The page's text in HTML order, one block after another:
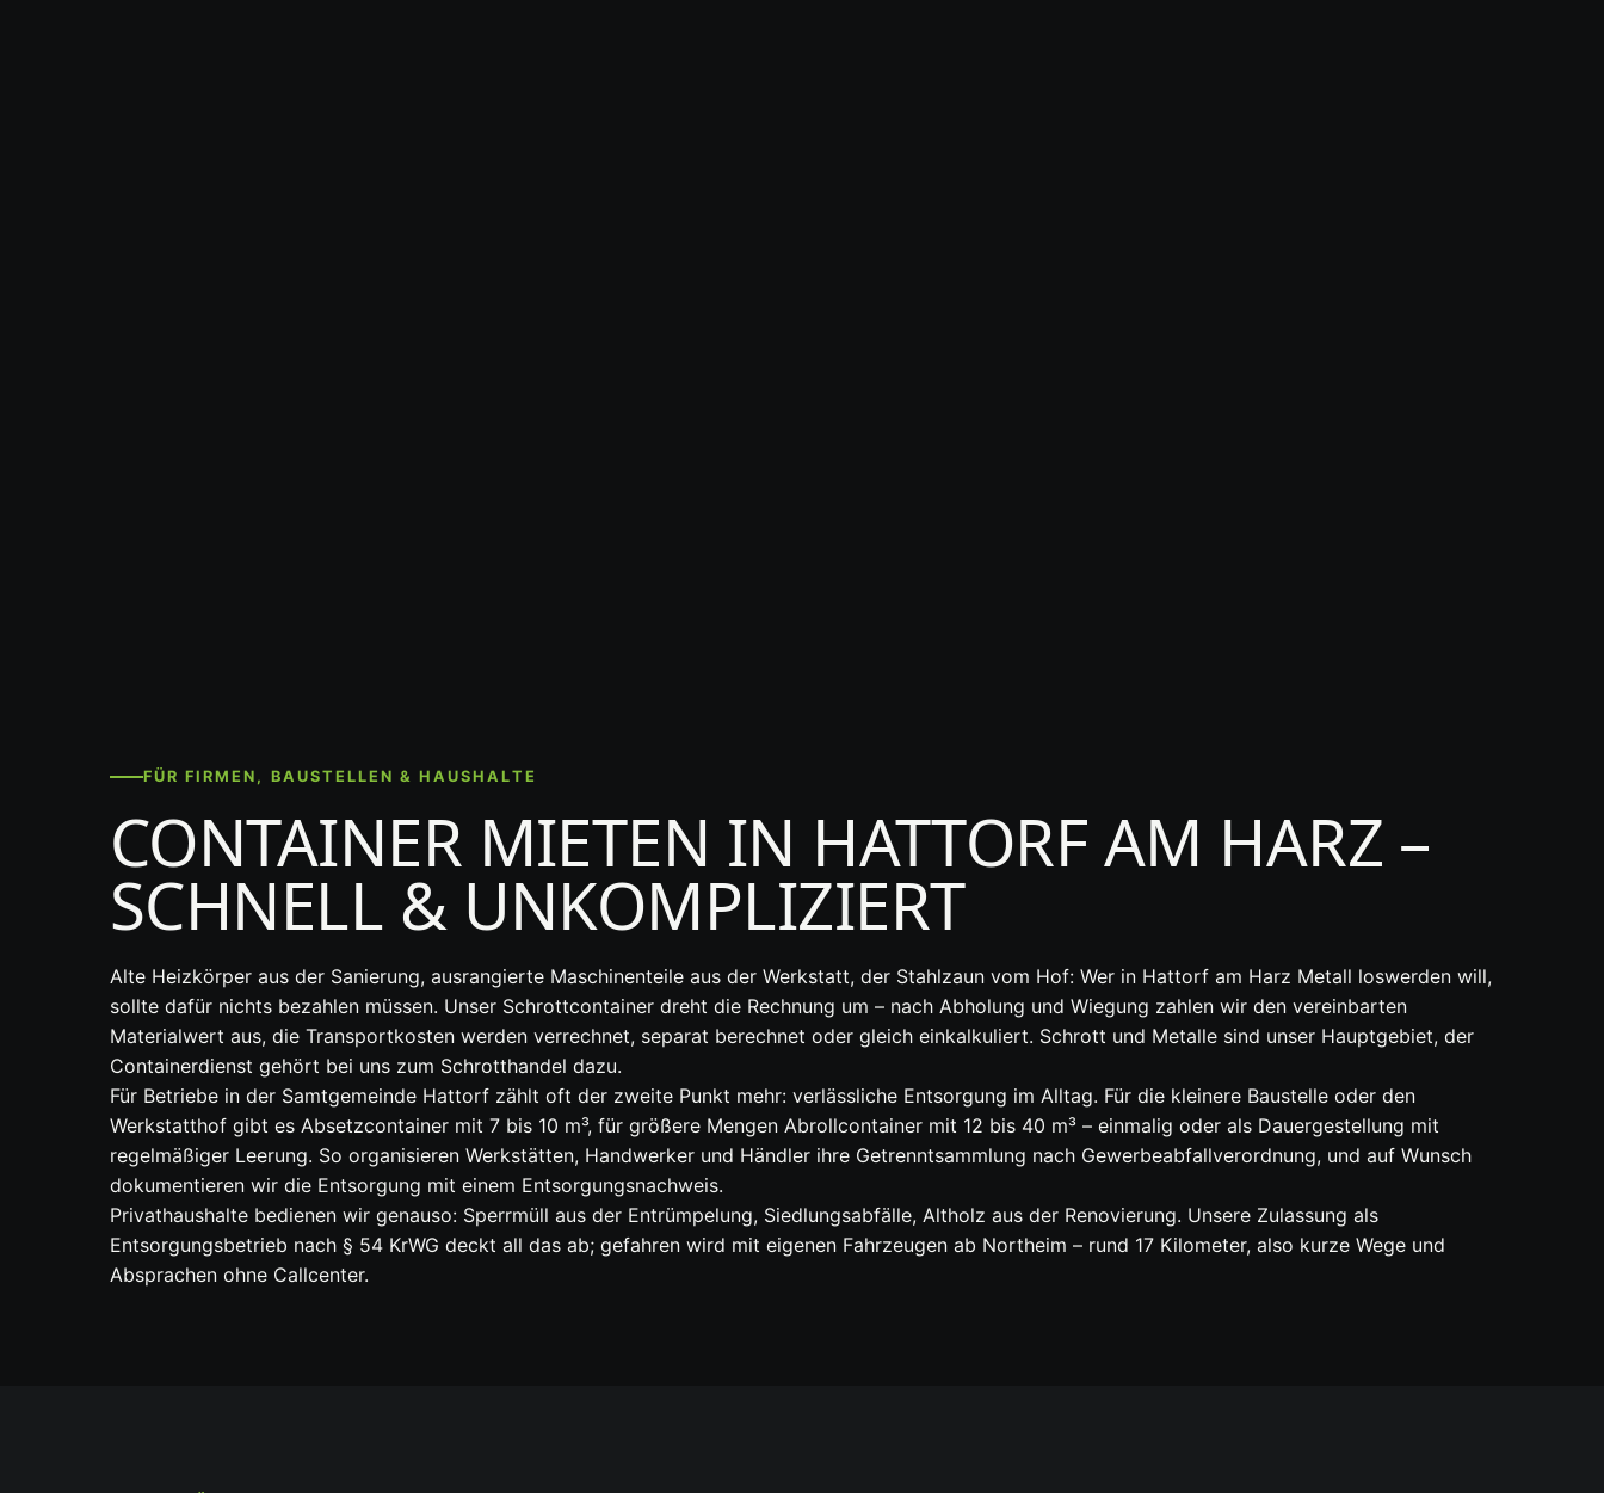
FÜR FIRMEN, BAUSTELLEN & HAUSHALTE
CONTAINER MIETEN IN HATTORF AM HARZ –
SCHNELL & UNKOMPLIZIERT
Alte Heizkörper aus der Sanierung, ausrangierte Maschinenteile aus der Werkstatt, der Stahlzaun vom Hof: Wer in Hattorf am Harz Metall loswerden will,
sollte dafür nichts bezahlen müssen. Unser Schrottcontainer dreht die Rechnung um – nach Abholung und Wiegung zahlen wir den vereinbarten
Materialwert aus, die Transportkosten werden verrechnet, separat berechnet oder gleich einkalkuliert. Schrott und Metalle sind unser Hauptgebiet, der
Containerdienst gehört bei uns zum Schrotthandel dazu.
Für Betriebe in der Samtgemeinde Hattorf zählt oft der zweite Punkt mehr: verlässliche Entsorgung im Alltag. Für die kleinere Baustelle oder den
Werkstatthof gibt es Absetzcontainer mit 7 bis 10 m³, für größere Mengen Abrollcontainer mit 12 bis 40 m³ – einmalig oder als Dauergestellung mit
regelmäßiger Leerung. So organisieren Werkstätten, Handwerker und Händler ihre Getrenntsammlung nach Gewerbeabfallverordnung, und auf Wunsch
dokumentieren wir die Entsorgung mit einem Entsorgungsnachweis.
Privathaushalte bedienen wir genauso: Sperrmüll aus der Entrümpelung, Siedlungsabfälle, Altholz aus der Renovierung. Unsere Zulassung als
Entsorgungsbetrieb nach § 54 KrWG deckt all das ab; gefahren wird mit eigenen Fahrzeugen ab Northeim – rund 17 Kilometer, also kurze Wege und
Absprachen ohne Callcenter.